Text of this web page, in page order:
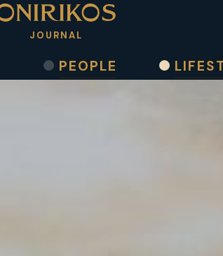
JOURNAL
PEOPLE